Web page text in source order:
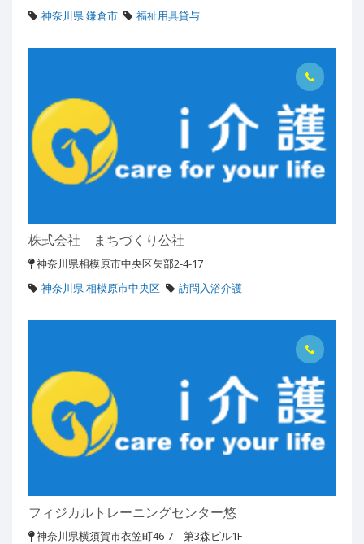
神奈川県 鎌倉市
福祉用具貸与
株式会社 まちづくり公社
神奈川県相模原市中央区矢部2-4-17
神奈川県 相模原市中央区
訪問入浴介護
フィジカルトレーニングセンター悠
神奈川県横須賀市衣笠町46-7 第3森ビル1F